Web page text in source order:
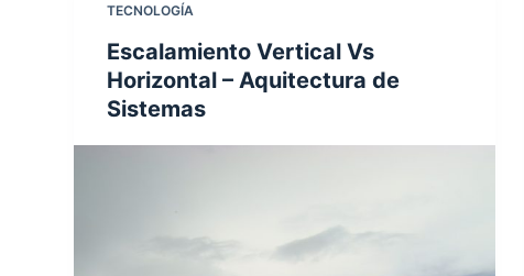
TECNOLOGÍA
Escalamiento Vertical Vs
Horizontal – Aquitectura de
Sistemas